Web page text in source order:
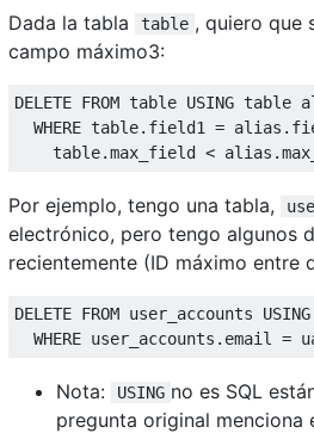
Dada la tabla
table , quiero que
campo máximo3:
DELETE FROM table USING table
WHERE table. field1 = alias .
table.max_field < alias .
Por ejemplo, tengo una tabla,
electrónico, pero tengo algunos
recientemente (ID máximo entre
DELETE FROM user_accounts USING
WHERE user_accounts . email =
Nota: USING no es SQL
pregunta original menciona